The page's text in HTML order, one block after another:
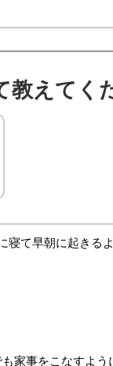
えてく
て早朝に起きる
家事をこなすよう